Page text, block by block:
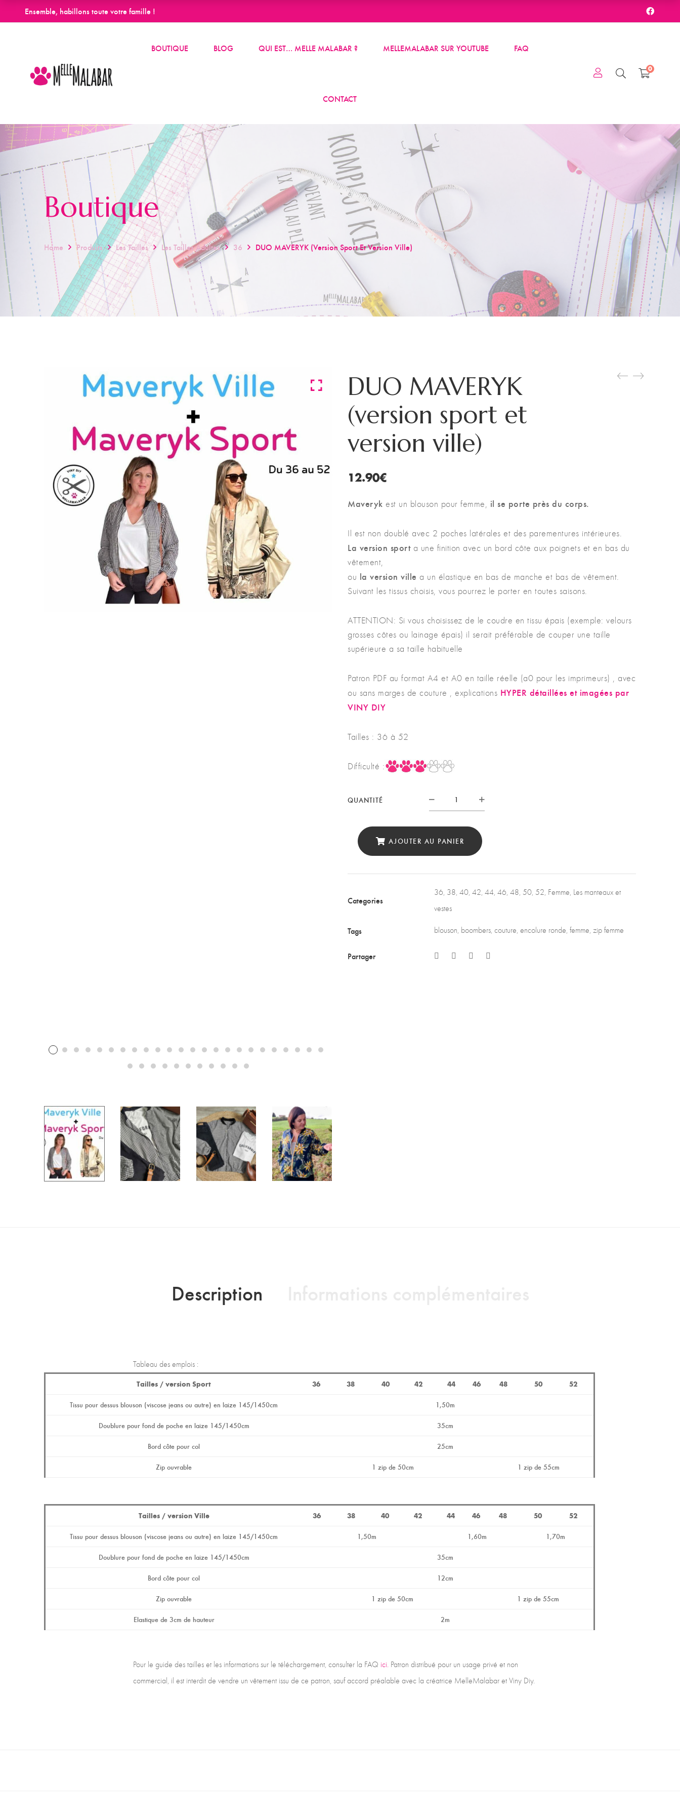
Ensemble, habillons toute votre famille !
BOUTIQUE BLOG QUI EST… MELLE MALABAR ? MELLEMALABAR SUR YOUTUBE FAQ
CONTACT
0
Boutique
Home Produits Les Tailles Les Tailles Adultes 36 DUO MAVERYK (version Sport Et Version Ville)
DUO MAVERYK
(version sport et
version ville)
12.90€
Maveryk est un blouson pour femme, il se porte près du corps.
Il est non doublé avec 2 poches latérales et des parementures intérieures.
La version sporta une finition avec un bord côte aux poignets et en bas du
vêtement,
ou la version ville a un élastique en bas de manche et bas de vêtement.
Suivant les tissus choisis, vous pourrez le porter en toutes saisons.
ATTENTION: Si vous choisissez de le coudre en tissu épais (exemple: velours
grosses côtes ou lainage épais) il serait préférable de couper une taille
supérieure a sa taille habituelle
Patron PDF au format A4 et A0 en taille réelle (a0 pour les imprimeurs) , avec
ou sans marges de couture , explications HYPER détaillées et imagées par
VINY DIY
Tailles : 36 à 52
Difficulté :
QUANTITÉ Quantité
AJOUTER AU PANIER
Categories
36, 38, 40, 42, 44, 46, 48, 50, 52, Femme, Les manteaux et
vestes
Tags blouson, boombers, couture, encolure ronde, femme, zip femme
Partager
Description
Tableau des emplois :
Tailles / version Sport 36 38 40 42 44 46 48 50 52
Tissu pour dessus blouson (viscose jeans ou autre) en laize 145/1450cm 1,50m
Doublure pour fond de poche en laize 145/1450cm 35cm
Bord côte pour col 25cm
Zip ouvrable 1 zip de 50cm 1 zip de 55cm
Tailles / version Ville 36 38 40 42 44 46 48 50 52
Tissu pour dessus blouson (viscose jeans ou autre) en laize 145/1450cm 1,50m 1,60m 1,70m
Doublure pour fond de poche en laize 145/1450cm 35cm
Bord côte pour col 12cm
Zip ouvrable 1 zip de 50cm 1 zip de 55cm
Elastique de 3cm de hauteur 2m
Pour le guide des tailles et les informations sur le téléchargement, consulter la FAQ ici. Patron distribué pour un usage privé et non
commercial, il est interdit de vendre un vêtement issu de ce patron, sauf accord préalable avec la créatrice MelleMalabar et Viny Diy.